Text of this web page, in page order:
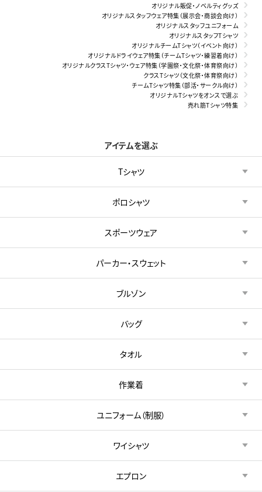
オリジナル販促・ノベルティグッズ
オリジナルスタッフウェア特集（展示会・商談会向け）
オリジナルスタッフユニフォーム
オリジナルスタッフTシャツ
オリジナルチームTシャツ（イベント向け）
オリジナルドライウェア特集（チームTシャツ・練習着向け）
オリジナルクラスTシャツ・ウェア特集（学園祭・文化祭・体育祭向け）
クラスTシャツ（文化祭・体育祭向け）
チームTシャツ特集（部活・サークル向け）
オリジナルTシャツをオンスで選ぶ
売れ筋Tシャツ特集
アイテムを選ぶ
Tシャツ
ポロシャツ
スポーツウェア
パーカー・スウェット
ブルゾン
バッグ
タオル
作業着
ユニフォーム（制服）
ワイシャツ
エプロン